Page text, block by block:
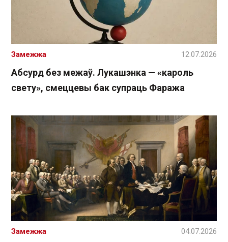
Абсурд без межаў. Лукашэнка — «кароль
свету», смеццевы бак супраць Фаража
Замежжа 12.07.2026
Замежжа 04.07.2026